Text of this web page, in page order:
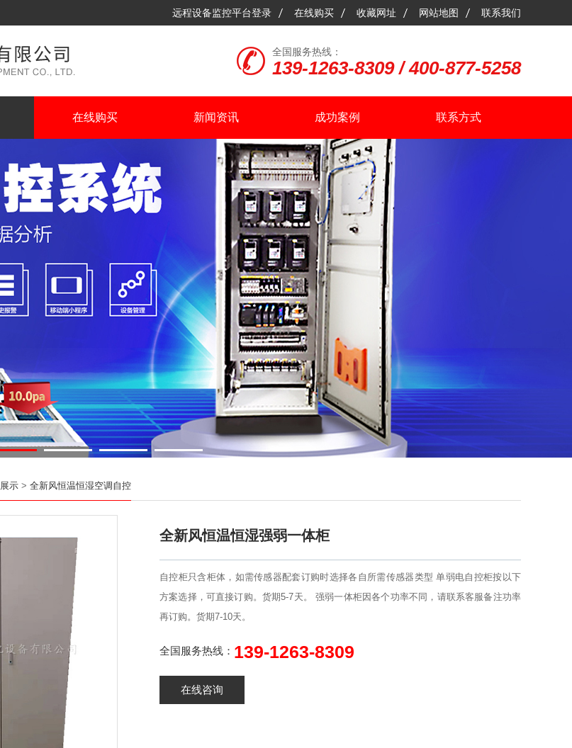
远程设备监控平台登录 在线购买 收藏网址 网站地图 联系我们
全国服务热线：
139-1263-8309 / 400-877-5258
在线购买 新闻资讯 成功案例 联系方式
示 > 全新风恒温恒湿空调自控
全新风恒温恒湿强弱一体柜
自控柜只含柜体，如需传感器配套订购时选择各自所需传感器类型 单弱电自控柜按以下
方案选择，可直接订购。货期5-7天。 强弱一体柜因各个功率不同，请联系客服备注功率
再订购。货期7-10天。
全国服务热线： 139-1263-8309
在线咨询